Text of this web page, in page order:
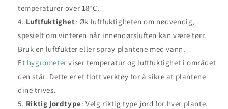
temperaturer over 18°C.
Luftfuktighet: Øk luftfuktigheten om nødvendig,
spesielt om vinteren når innendørsluften kan være tørr.
Bruk en luftfukter eller spray plantene med vann.
Et hygrometer viser temperatur og luftfuktighet i området
den står. Dette er et flott verktøy for å sikre at plantene
dine trives.
Riktig jordtype: Velg riktig type jord for hver plante.